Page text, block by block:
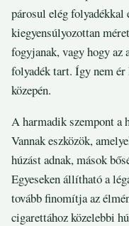
párosul elég
kiegyensúlyozottan
fogyjanak, vagy hogy az
folyadék tart. Így nem ér
közepén.
A harmadik szempont a
Vannak eszközök,
húzást adnak, mások
Egyeseken állítható a
tovább finomítja az
cigarettához közelebbi